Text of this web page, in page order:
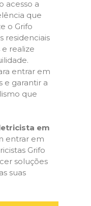
acesso a
que
o Grifo
residenciais
realize
entrar em
e garantir a
que
em
entrar em
Grifo
soluções
suas